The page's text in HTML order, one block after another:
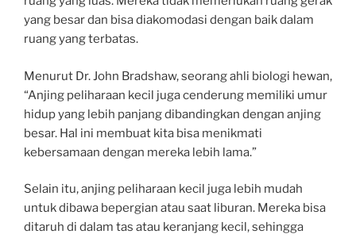
yang besar dan bisa diakomodasi dengan baik dalam
ruang yang terbatas.
Menurut Dr. John Bradshaw, seorang ahli biologi hewan,
“Anjing peliharaan kecil juga cenderung memiliki umur
hidup yang lebih panjang dibandingkan dengan anjing
besar. Hal ini membuat kita bisa menikmati
kebersamaan dengan mereka lebih lama.”
Selain itu, anjing peliharaan kecil juga lebih mudah
untuk dibawa bepergian atau saat liburan. Mereka bisa
ditaruh di dalam tas atau keranjang kecil, sehingga